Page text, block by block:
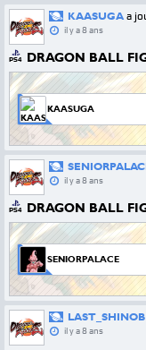
KAASUGA a
il y a 8 ans
PS4 DRAGON BALL
KAASUGA
il y a 8 ans
PS4 DRAGON BALL
SENIORPALACE
il y a 8 ans